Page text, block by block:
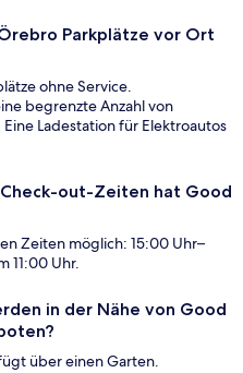
Parkplätze vor Ort
ohne Service.
begrenzte Anzahl von
Ladestation für Elektroautos
out-Zeiten hat Good
Zeiten möglich: 15:00 Uhr–
11:00 Uhr.
in der Nähe von Good
über einen Garten.